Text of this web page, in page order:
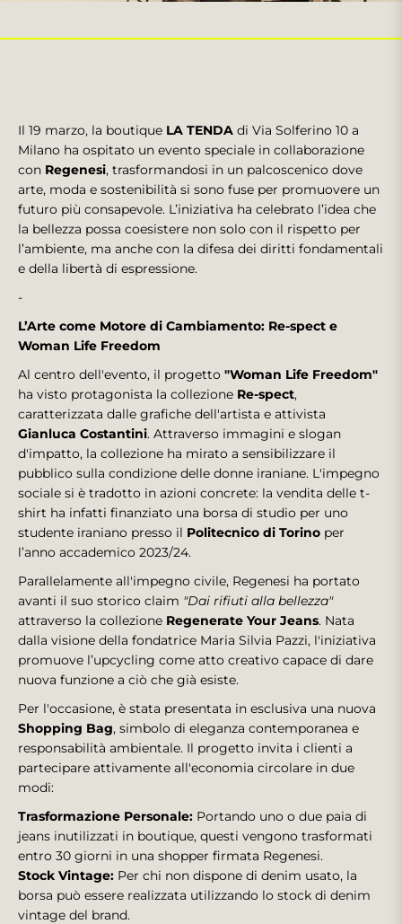
Il 19 marzo, la boutique LA TENDA di Via Solferino 10 a
Milano ha ospitato un evento speciale in collaborazione
con Regenesi, trasformandosi in un palcoscenico dove
arte, moda e sostenibilità si sono fuse per promuovere un
futuro più consapevole. L’iniziativa ha celebrato l’idea che
la bellezza possa coesistere non solo con il rispetto per
l’ambiente, ma anche con la difesa dei diritti fondamentali
e della libertà di espressione.
-
L’Arte come Motore di Cambiamento: Re-spect e
Woman Life Freedom
Al centro dell'evento, il progetto "Woman Life Freedom"
ha visto protagonista la collezione Re-spect,
caratterizzata dalle grafiche dell'artista e attivista
Gianluca Costantini. Attraverso immagini e slogan
d'impatto, la collezione ha mirato a sensibilizzare il
pubblico sulla condizione delle donne iraniane. L'impegno
sociale si è tradotto in azioni concrete: la vendita delle t-
shirt ha infatti finanziato una borsa di studio per uno
studente iraniano presso il Politecnico di Torino per
l’anno accademico 2023/24.
Parallelamente all'impegno civile, Regenesi ha portato
avanti il suo storico claim "Dai rifiuti alla bellezza"
attraverso la collezione Regenerate Your Jeans. Nata
dalla visione della fondatrice Maria Silvia Pazzi, l'iniziativa
promuove l’upcycling come atto creativo capace di dare
nuova funzione a ciò che già esiste.
Per l'occasione, è stata presentata in esclusiva una nuova
Shopping Bag, simbolo di eleganza contemporanea e
responsabilità ambientale. Il progetto invita i clienti a
partecipare attivamente all'economia circolare in due
modi:
Trasformazione Personale: Portando uno o due paia di
jeans inutilizzati in boutique, questi vengono trasformati
entro 30 giorni in una shopper firmata Regenesi.
Stock Vintage: Per chi non dispone di denim usato, la
borsa può essere realizzata utilizzando lo stock di denim
vintage del brand.